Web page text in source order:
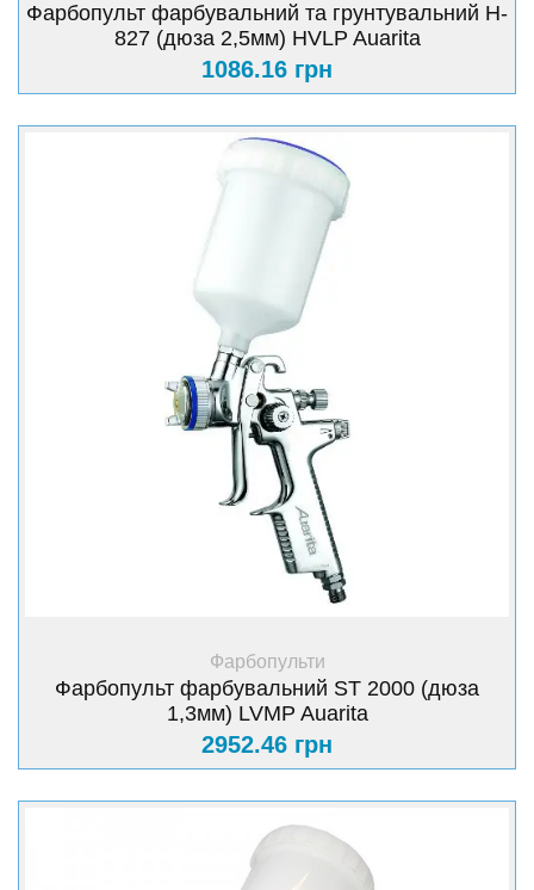
Фарбопульт фарбувальний та грунтувальний H-
827 (дюза 2,5мм) HVLP Auarita
1086.16 грн
+ Купити
Фарбопульти
Фарбопульт фарбувальний ST 2000 (дюза
1,3мм) LVMP Auarita
2952.46 грн